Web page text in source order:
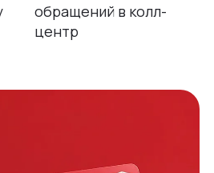
обращений в колл-
центр